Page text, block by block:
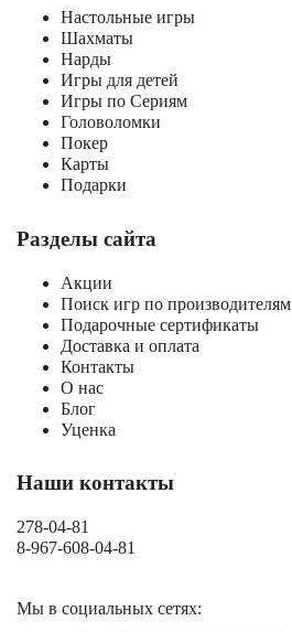
Настольные игры
Шахматы
Нарды
Игры для детей
Игры по Сериям
Головоломки
Покер
Карты
Подарки
Разделы сайта
Акции
Поиск игр по производителям
Подарочные сертификаты
Доставка и оплата
Контакты
О нас
Блог
Уценка
Наши контакты
278-04-81
8-967-608-04-81
Мы в социальных сетях: